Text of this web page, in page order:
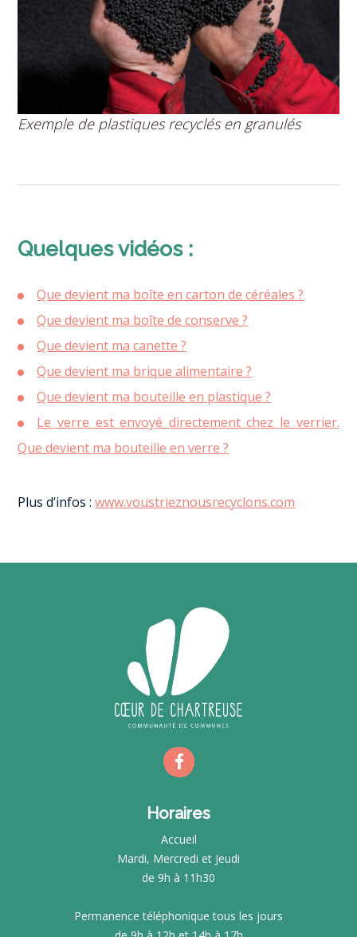
Exemple de plastiques recyclés en granulés
Quelques vidéos :
Que devient ma boîte en carton de céréales ?
Que devient ma boîte de conserve ?
Que devient ma canette ?
Que devient ma brique alimentaire ?
Que devient ma bouteille en plastique ?
Le verre est envoyé directement chez le verrier.
Que devient ma bouteille en verre ?
Plus d’infos :www.voustrieznousrecyclons.com
Horaires
Accueil
Mardi, Mercredi et Jeudi
de 9h à 11h30
Permanence téléphonique tous les jours